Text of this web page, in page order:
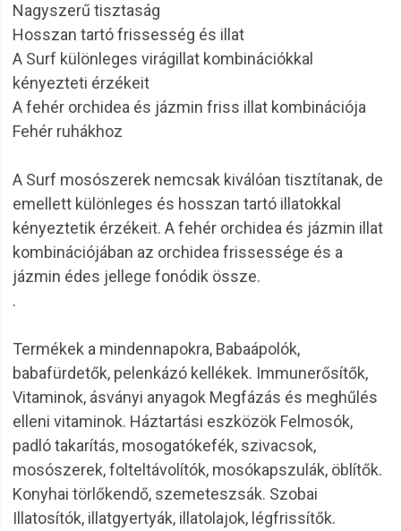
Nagyszerű tisztaság
Hosszan tartó frissesség és illat
A Surf különleges virágillat kombinációkkal
kényezteti érzékeit
A fehér orchidea és jázmin friss illat kombinációja
Fehér ruhákhoz
A Surf mosószerek nemcsak kiválóan tisztítanak, de
emellett különleges és hosszan tartó illatokkal
kényeztetik érzékeit. A fehér orchidea és jázmin illat
kombinációjában az orchidea frissessége és a
jázmin édes jellege fonódik össze.
.
Termékek a mindennapokra, Babaápolók,
babafürdetők, pelenkázó kellékek. Immunerősítők,
Vitaminok, ásványi anyagok Megfázás és meghűlés
elleni vitaminok. Háztartási eszközök Felmosók,
padló takarítás, mosogatókefék, szivacsok,
mosószerek, folteltávolítók, mosókapszulák, öblítők.
Konyhai törlőkendő, szemeteszsák. Szobai
Illatosítók, illatgyertyák, illatolajok, légfrissítők.